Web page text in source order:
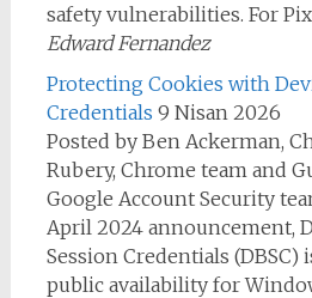
safety vulnerabilities. For
Edward Fernandez
Protecting Cookies with
Credentials 9 Nisan 2026
Posted by Ben Ackerman,
Rubery, Chrome team and
Google Account Security
April 2024 announcement,
Session Credentials
public availability for